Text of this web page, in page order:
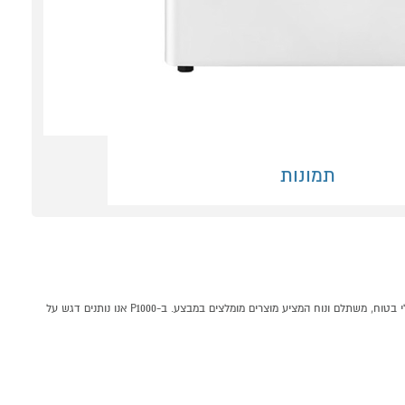
תמונות
מייבש כביסה 9 ק"ג HEAT PUMP דגם LG FD1609BD לבן קונים אונליין בקטגוריית מייבש כביסה עם קונדנסור - מעבה במחלקת כביסה, ייבוש ומדיחים בP1000 - אתר קניות ישראלי בטוח, משתלם ונוח המציע מוצרים מומלצים במבצע. ב-P1000 אנו נותנים דגש על